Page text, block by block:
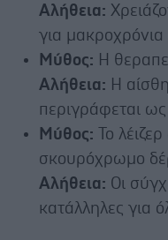
Αλήθεια:
για
Μύθος: Η
Αλήθεια: Η
περιγράφεται ως
Μύθος: Το
σκουρόχρωμο
Αλήθεια: Οι
κατάλληλες για